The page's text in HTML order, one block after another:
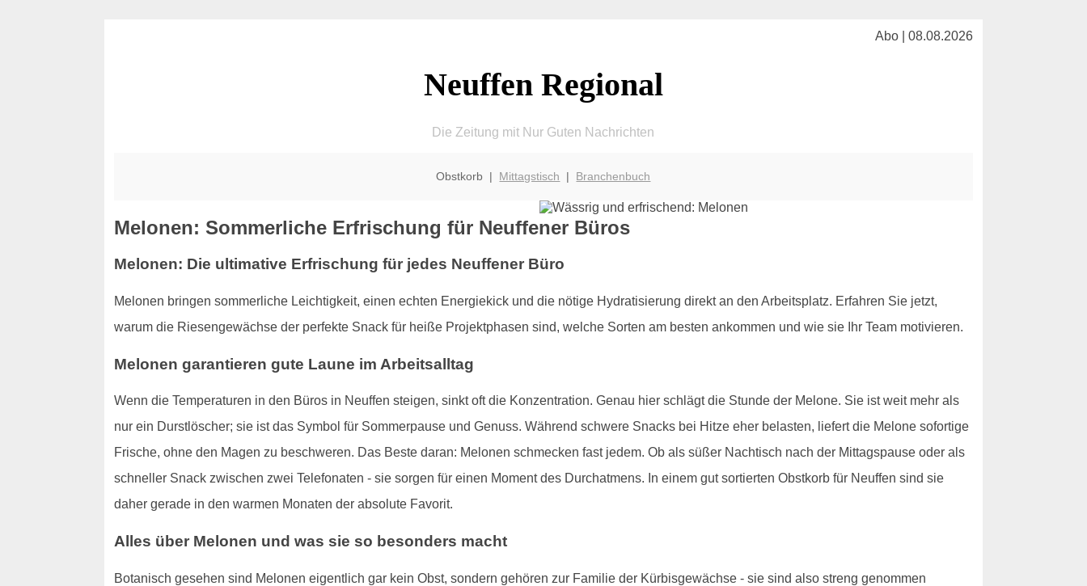
Abo | 08.08.2026
Neuffen Regional
Die Zeitung mit Nur Guten Nachrichten
Obstkorb | Mittagstisch | Branchenbuch
Melonen: Sommerliche Erfrischung für Neuffener Büros
Melonen: Die ultimative Erfrischung für jedes Neuffener Büro
Melonen bringen sommerliche Leichtigkeit, einen echten Energiekick und die nötige Hydratisierung direkt an den Arbeitsplatz. Erfahren Sie jetzt,
warum die Riesengewächse der perfekte Snack für heiße Projektphasen sind, welche Sorten am besten ankommen und wie sie Ihr Team motivieren.
Melonen garantieren gute Laune im Arbeitsalltag
Wenn die Temperaturen in den Büros in Neuffen steigen, sinkt oft die Konzentration. Genau hier schlägt die Stunde der Melone. Sie ist weit mehr als
nur ein Durstlöscher; sie ist das Symbol für Sommerpause und Genuss. Während schwere Snacks bei Hitze eher belasten, liefert die Melone sofortige
Frische, ohne den Magen zu beschweren. Das Beste daran: Melonen schmecken fast jedem. Ob als süßer Nachtisch nach der Mittagspause oder als
schneller Snack zwischen zwei Telefonaten - sie sorgen für einen Moment des Durchatmens. In einem gut sortierten Obstkorb für Neuffen sind sie
daher gerade in den warmen Monaten der absolute Favorit.
Alles über Melonen und was sie so besonders macht
Botanisch gesehen sind Melonen eigentlich gar kein Obst, sondern gehören zur Familie der Kürbisgewächse - sie sind also streng genommen